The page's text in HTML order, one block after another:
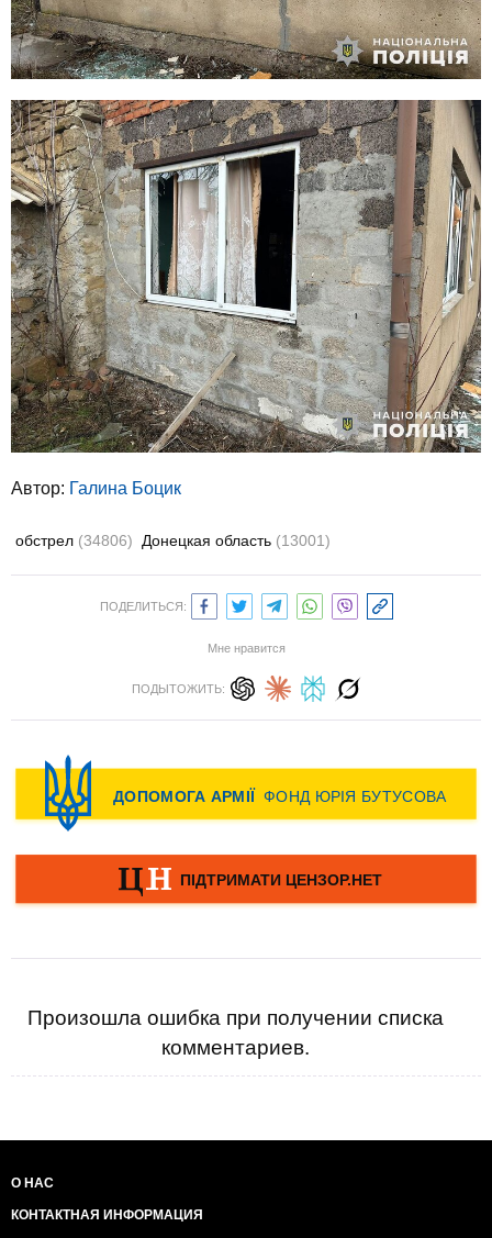
Автор: Галина Боцик
обстрел (34806) Донецкая область (13001)
ПОДЕЛИТЬСЯ:
Мне нравится
ПОДЫТОЖИТЬ:
Произошла ошибка при получении списка
комментариев.
О НАС
КОНТАКТНАЯ ИНФОРМАЦИЯ